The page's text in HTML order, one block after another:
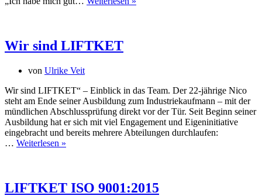
Wir sind LIFTKET
von Ulrike Veit
Wir sind LIFTKET“ – Einblick in das Team. Der 22-jährige Nico
steht am Ende seiner Ausbildung zum Industriekaufmann – mit der
mündlichen Abschlussprüfung direkt vor der Tür. Seit Beginn seiner
Ausbildung hat er sich mit viel Engagement und Eigeninitiative
eingebracht und bereits mehrere Abteilungen durchlaufen:
… Weiterlesen »
LIFTKET ISO 9001:2015